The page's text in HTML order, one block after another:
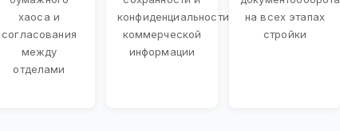
хаоса и
согласования
между
отделами
конфиденциальности
коммерческой
информации
на всех этапах
стройки